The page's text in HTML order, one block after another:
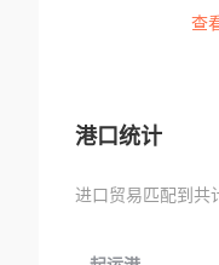
查
港口统计
进口贸易匹配到共